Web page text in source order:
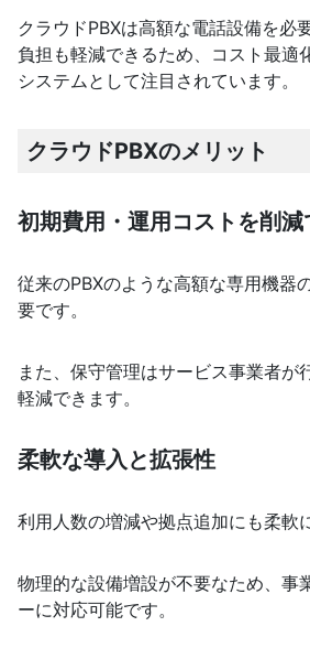
クラウドPBXは高額な電話設備を必
負担も軽減できるため、コスト最適
システムとして注目されています。
クラウドPBXのメリット
初期費用・運用コストを削減
従来のPBXのような高額な専用機器
要です。
また、保守管理はサービス事業者が
軽減できます。
柔軟な導入と拡張性
利用人数の増減や拠点追加にも柔軟
物理的な設備増設が不要なため、事
ーに対応可能です。